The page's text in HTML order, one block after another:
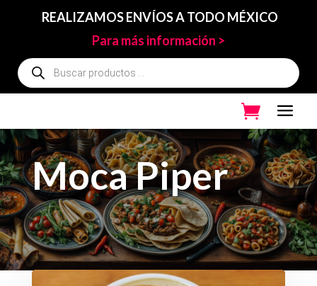
REALIZAMOS ENVÍOS A TODO MÉXICO
Para más información >
Búsqueda
de
productos
Moca Piper